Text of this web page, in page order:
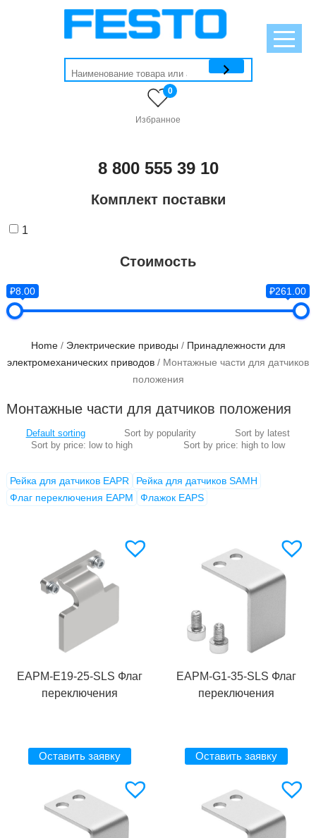
Избранное
0
8 800 555 39 10
Комплект поставки
1
Стоимость
₽8.00 ₽261.00
Home/ Электрические приводы / Принадлежности для
электромеханических приводов / Монтажные части для датчиков
положения
Монтажные части для датчиков положения
Рейка для датчиков EAPR
Рейка для датчиков SAMH
Флаг переключения EAPM
Флажок EAPS
EAPM-E19-25-SLS Флаг
переключения
Оставить заявку
EAPM-G1-35-SLS Флаг
переключения
Оставить заявку